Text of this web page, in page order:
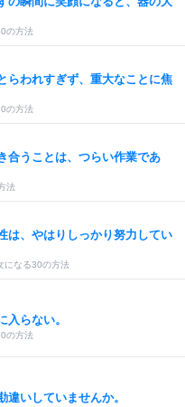
の方法
らわれすぎず、重大なことに焦
の方法
合うことは、つらい作業であ
法
は、やはりしっかり努力してい
になる30の方法
入らない。
の方法
違いしていませんか。